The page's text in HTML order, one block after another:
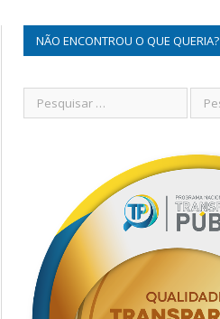
NÃO ENCONTROU O QUE QUERIA?